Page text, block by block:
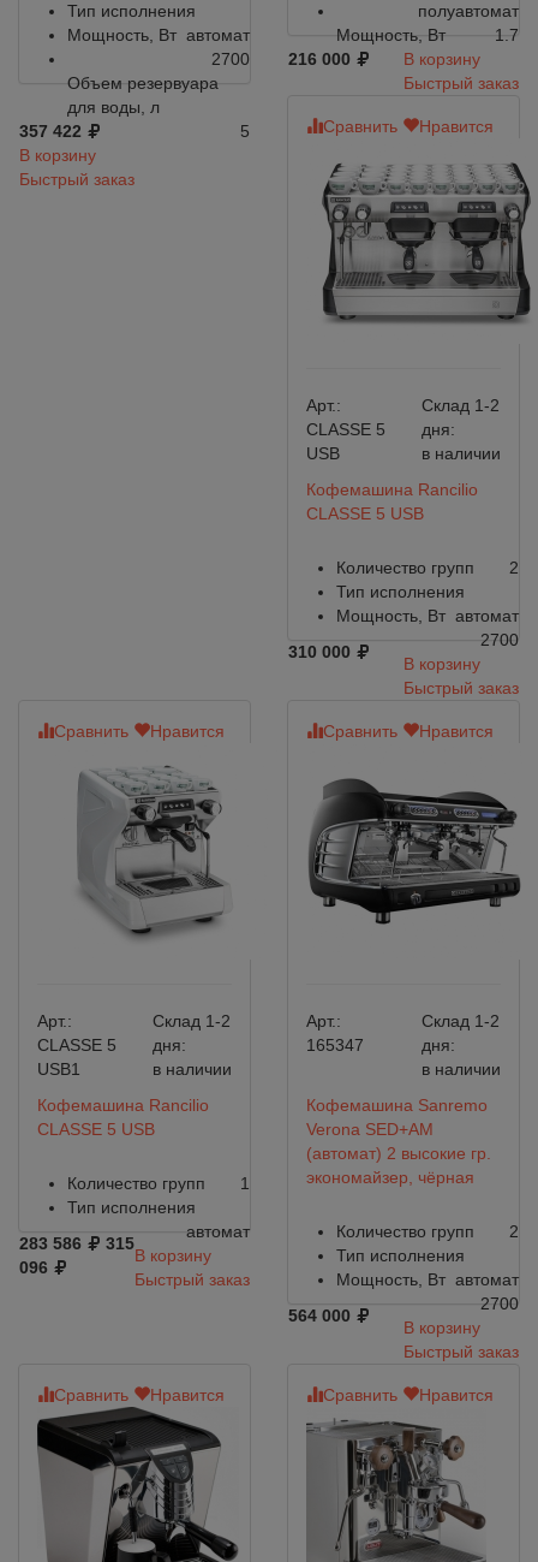
Тип исполнения
автомат
Мощность, Вт
2700
Объем резервуара
для воды, л
5
357 422
В корзину
Быстрый заказ
полуавтомат
Мощность, Вт
1.7
216 000
В корзину
Быстрый заказ
Сравнить Нравится
Арт.:
CLASSE 5
USB
Склад 1-2
дня:
в наличии
Кофемашина Rancilio
CLASSE 5 USB
Количество групп
2
Тип исполнения
автомат
Мощность, Вт
2700
310 000
В корзину
Быстрый заказ
Сравнить Нравится
Арт.:
CLASSE 5
USB1
Склад 1-2
дня:
в наличии
Кофемашина Rancilio
CLASSE 5 USB
Количество групп
1
Тип исполнения
автомат
283 586
315
096
В корзину
Быстрый заказ
Сравнить Нравится
Арт.:
165347
Склад 1-2
дня:
в наличии
Кофемашина Sanremo
Verona SED+AM
(автомат) 2 высокие гр.
экономайзер, чёрная
Количество групп
2
Тип исполнения
автомат
Мощность, Вт
2700
564 000
В корзину
Быстрый заказ
Сравнить Нравится Сравнить Нравится